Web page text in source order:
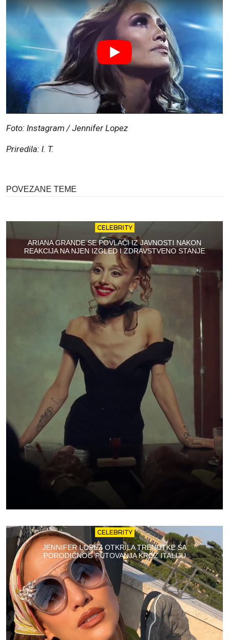
Foto: Instagram / Jennifer Lopez
Priredila: I. T.
POVEZANE TEME
CELEBRITY
ARIANA GRANDE SE POVLAČI IZ JAVNOSTI NAKON
REAKCIJA NA NJEN IZGLED I ZDRAVSTVENO STANJE
CELEBRITY
JENNIFER LOPEZ OTKRILA TRENUTKE SA
PORODIČNOG PUTOVANJA KROZ ITALIJU